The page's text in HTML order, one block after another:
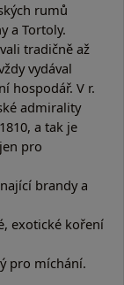
rumů
a Tortoly.
tradičně až
vydával
hospodář. V r.
admirality
a tak je
pro
brandy a
exotické koření
pro míchání.